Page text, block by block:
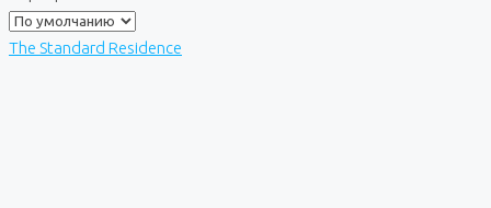
The Standard Residence